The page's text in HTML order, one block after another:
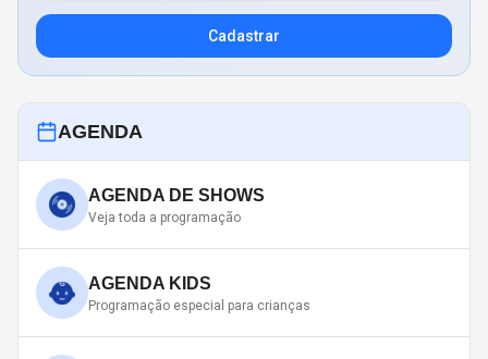
Cadastrar
AGENDA
AGENDA DE SHOWS
Veja toda a programação
AGENDA KIDS
Programação especial para crianças